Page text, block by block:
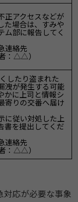
正アクセスなどが
た場合は、すみや
ム部に報告してく
連絡先
：△△）
したり盗まれた
洩が発生する可能
かに上司と情報シ
寄りの交番へ届け
に従い対処した上
書を提出してくだ
連絡先
：△△）
対応が必要な事象